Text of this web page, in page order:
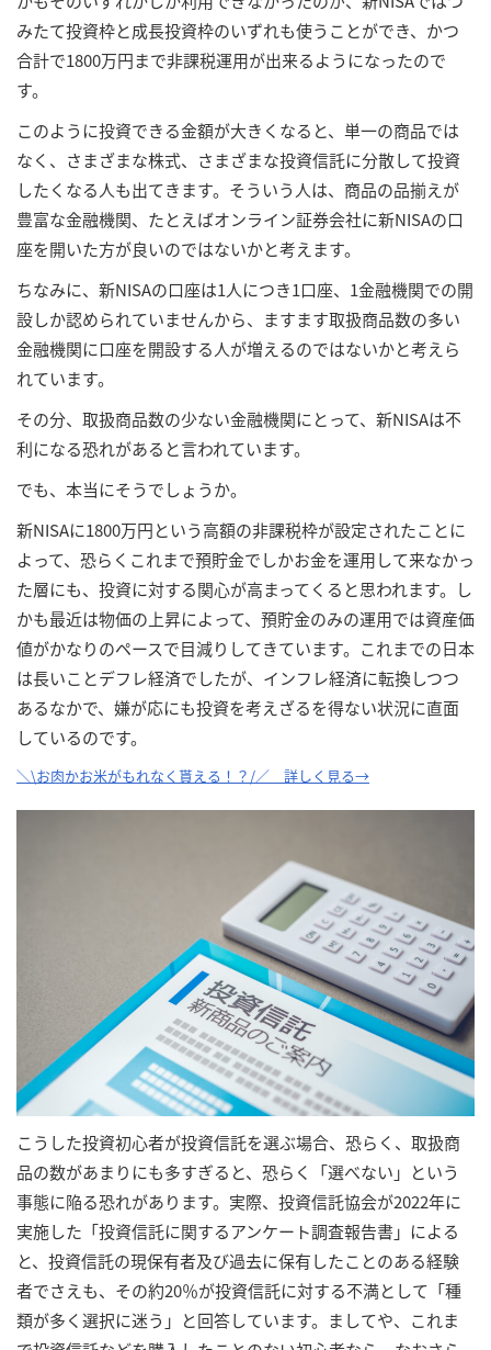
みたて投資枠と成長投資枠のいずれも使うことができ、かつ
合計で1800万円まで非課税運用が出来るようになったので
す。
このように投資できる金額が大きくなると、単一の商品では
なく、さまざまな株式、さまざまな投資信託に分散して投資
したくなる人も出てきます。そういう人は、商品の品揃えが
豊富な金融機関、たとえばオンライン証券会社に新NISAの口
座を開いた方が良いのではないかと考えます。
ちなみに、新NISAの口座は1人につき1口座、1金融機関での開
設しか認められていませんから、ますます取扱商品数の多い
金融機関に口座を開設する人が増えるのではないかと考えら
れています。
その分、取扱商品数の少ない金融機関にとって、新NISAは不
利になる恐れがあると言われています。
でも、本当にそうでしょうか。
新NISAに1800万円という高額の非課税枠が設定されたことに
よって、恐らくこれまで預貯金でしかお金を運用して来なかっ
た層にも、投資に対する関心が高まってくると思われます。し
かも最近は物価の上昇によって、預貯金のみの運用では資産価
値がかなりのペースで目減りしてきています。これまでの日本
は長いことデフレ経済でしたが、インフレ経済に転換しつつ
あるなかで、嫌が応にも投資を考えざるを得ない状況に直面
しているのです。
＼\お肉かお米がもれなく貰える！？/／ 詳しく見る→
こうした投資初心者が投資信託を選ぶ場合、恐らく、取扱商
品の数があまりにも多すぎると、恐らく「選べない」という
事態に陥る恐れがあります。実際、投資信託協会が2022年に
実施した「投資信託に関するアンケート調査報告書」による
と、投資信託の現保有者及び過去に保有したことのある経験
者でさえも、その約20％が投資信託に対する不満として「種
類が多く選択に迷う」と回答しています。ましてや、これま